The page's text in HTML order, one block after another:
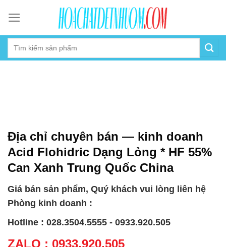
content
Địa chỉ chuyên bán — kinh doanh
Acid Flohidric Dạng Lỏng * HF 55%
Can Xanh Trung Quốc China
Giá bán sản phẩm, Quý khách vui lòng liên hệ
Phòng kinh doanh :
Hotline : 028.3504.5555 - 0933.920.505
ZALO : 0933.920.505